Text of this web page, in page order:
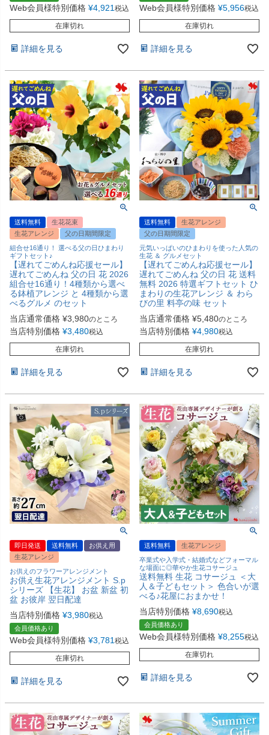
Web会員様特別価格 ¥4,921 税込
在庫切れ
詳細を見る
Web会員様特別価格 ¥5,956税込
在庫切れ
詳細を見る
送料無料
生花花束
生花アレンジ
父の日期間限定
組合せ16通り！ 選べる父の日ひまわり
ギフトセット♪
【遅れてごめんね応援セール】
遅れてごめんね 父の日 花 2026
組合せ16通り！4種類から選べ
る鉢植アレンジ と 4種類から選
べるグルメ のセット
当店通常価格 ¥3,980のところ
当店特別価格 ¥3,480税込
在庫切れ
詳細を見る
送料無料
生花アレンジ
父の日期間限定
元気いっぱいのひまわりを使った人気の
生花 ＆ グルメセット
【遅れてごめんね応援セール】
遅れてごめんね 父の日 花 送料
無料 2026 特選ギフトセット ひ
まわりの生花アレンジ ＆ わら
びの里 料亭の味 セット
当店通常価格 ¥5,480のところ
当店特別価格 ¥4,980税込
在庫切れ
詳細を見る
即日発送 送料無料
お供え用
生花アレンジ
お供えのフラワーアレンジメント
お供え生花アレンジメント S.p
シリーズ 【生花】 お盆 新盆 初
盆 お彼岸 翌日配達
当店特別価格 ¥3,980税込
会員価格あり
Web会員様特別価格 ¥3,781 税込
在庫切れ
詳細を見る
送料無料
生花アレンジ
卒業式や入学式・結婚式などフォーマル
な場面に◎華やか生花コサージュ
送料無料 生花 コサージュ ＜大
人＆子どもセット＞ 色合いが選
べる♪花屋におまかせ！
当店特別価格 ¥8,690税込
会員価格あり
Web会員様特別価格 ¥8,255税込
在庫切れ
詳細を見る